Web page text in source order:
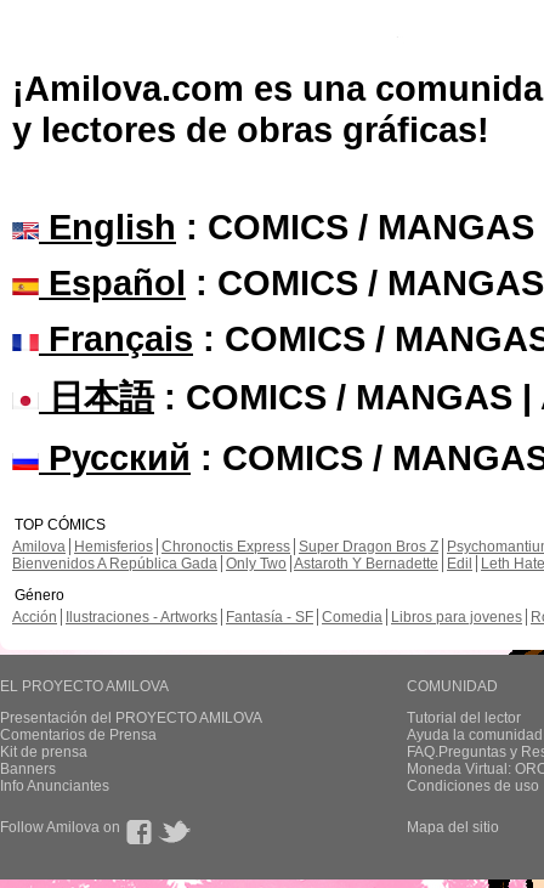
¡Amilova.com es una
y lectores de obras gráficas!
English : COMICS /
Español : COMICS /
Français : COMICS /
日本語: COMICS / MANGAS |
Русский : COMICS /
TOP CÓMICS
Amilova
Hemisferios Chronoctis Express Super Dragon Bros Z
Bienvenidos A República Gada Only Two Astaroth Y Bernadette Edil
Leth Hate
Género
Acción
Ilustraciones - Artworks Fantasía - SF Comedia Libros para jovenes
EL PROYECTO AMILOVA
Presentación del PROYECTO AMILOVA
Comentarios de Prensa
Kit de prensa
Banners
Info Anunciantes
COMUNIDAD
Tutorial del lector
Ayuda la
FAQ.Preguntas y
Moneda Virtual:
Condiciones de uso
Follow Amilova on Mapa del sitio